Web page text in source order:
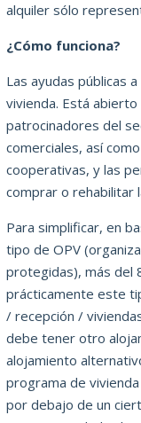
alquiler sólo
¿Cómo funciona?
Las ayudas públicas
vivienda. Está
patrocinadores del
comerciales, así
cooperativas, y las
comprar o rehabilitar
Para simplificar, en
tipo de OPV
protegidas), más del
prácticamente este
/ recepción /
debe tener otro
alojamiento
programa de
por debajo de un